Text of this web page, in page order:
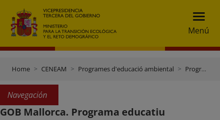
Menú
Home CENEAM Programes d'educació ambiental Programes d'altres entitats
Navegación
GOB Mallorca. Programa educatiu